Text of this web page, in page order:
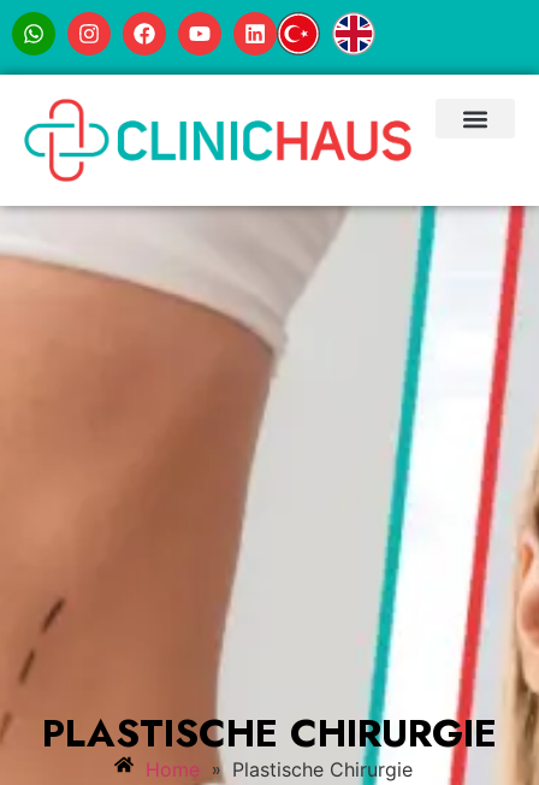
PLASTISCHE CHIRURGIE
Home » Plastische Chirurgie